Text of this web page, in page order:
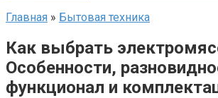
Главная » Бытовая техника
Как выбрать
Особенности,
функционал и